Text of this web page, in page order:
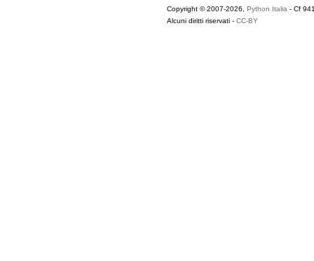
Copyright © 2007-2026, Python Italia- Cf
Alcuni diritti riservati - CC-BY